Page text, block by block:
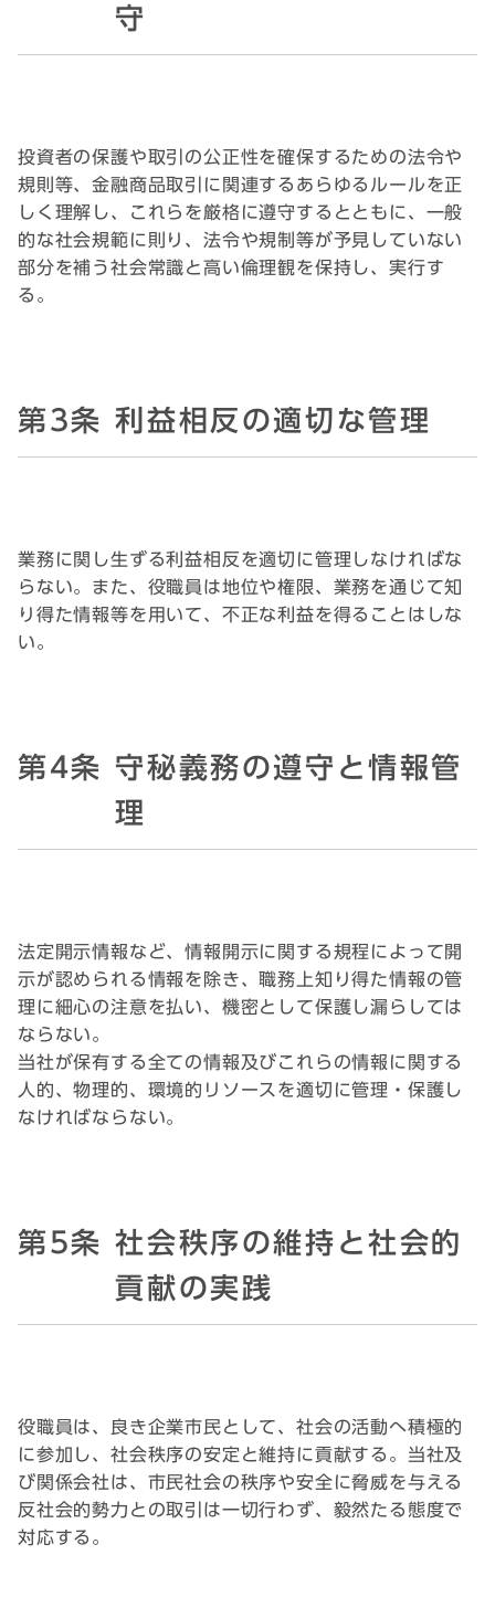
守
投資者の保護や取引の公正性を確保するための法令や
規則等、金融商品取引に関連するあらゆるルールを正
しく理解し、これらを厳格に遵守するとともに、一般
的な社会規範に則り、法令や規制等が予見していない
部分を補う社会常識と高い倫理観を保持し、実行す
る。
第3条 利益相反の適切な管理
業務に関し生ずる利益相反を適切に管理しなければな
らない。また、役職員は地位や権限、業務を通じて知
り得た情報等を用いて、不正な利益を得ることはしな
い。
第4条 守秘義務の遵守と情報管
理
法定開示情報など、情報開示に関する規程によって開
示が認められる情報を除き、職務上知り得た情報の管
理に細心の注意を払い、機密として保護し漏らしては
ならない。
当社が保有する全ての情報及びこれらの情報に関する
人的、物理的、環境的リソースを適切に管理・保護し
なければならない。
第5条 社会秩序の維持と社会的
貢献の実践
役職員は、良き企業市民として、社会の活動へ積極的
に参加し、社会秩序の安定と維持に貢献する。当社及
び関係会社は、市民社会の秩序や安全に脅威を与える
反社会的勢力との取引は一切行わず、毅然たる態度で
対応する。